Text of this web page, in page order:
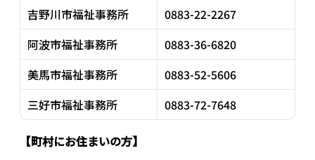
吉野川市福祉事務所
0883-22-2267
阿波市福祉事務所
0883-36-6820
美馬市福祉事務所
0883-52-5606
三好市福祉事務所
0883-72-7648
【町村にお住まいの方】